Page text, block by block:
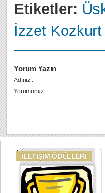
Etiketler:
İzzet Kozkurt
Yorum Yazın
Adınız :
Yorumunuz :
İLETİŞİM ÖDÜLLERİ